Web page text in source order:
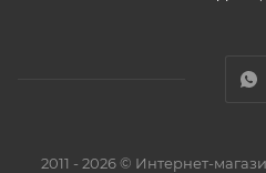
2011 - 2026 © Интернет-